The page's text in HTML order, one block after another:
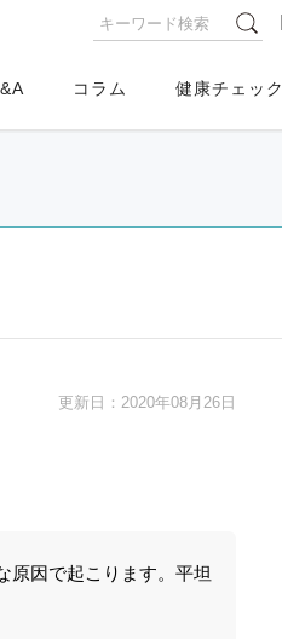
コラム 健康チェック
更新日： 2020年08月26日
原因で起こります。平坦